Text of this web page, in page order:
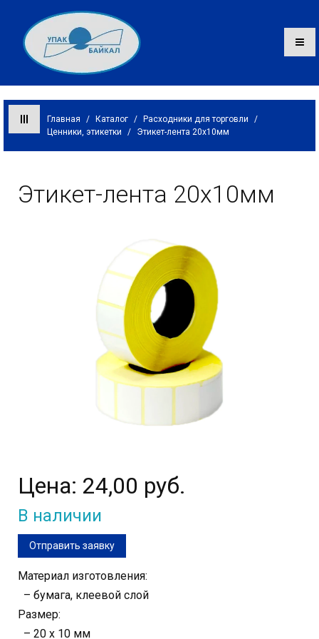
Каталог
О компании
Главная / Каталог / Расходники для торговли
/
Ценники, этикетки
/ Этикет-лента 20х10мм
Этикет-лента 20х10мм
Цена: 24,00 руб.
В наличии
Отправить заявку
Материал изготовления:
– бумага, клеевой слой
Размер:
– 20 х 10 мм